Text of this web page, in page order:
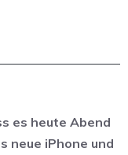
es heute Abend
neue iPhone und